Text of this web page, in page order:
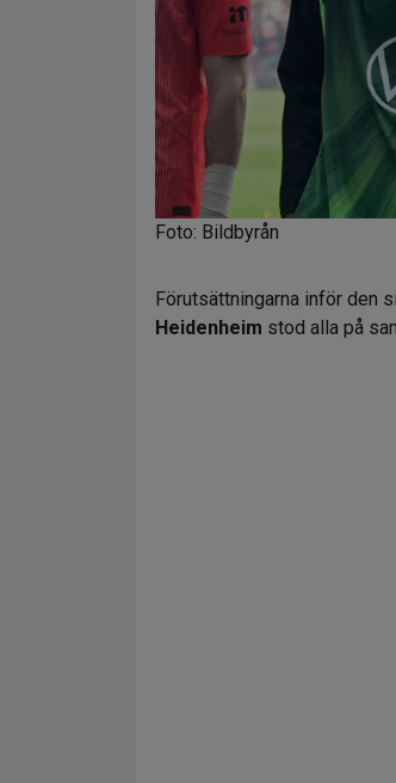
Foto: Bildbyrån
Förutsättningarna inför den
Heidenheim stod alla på